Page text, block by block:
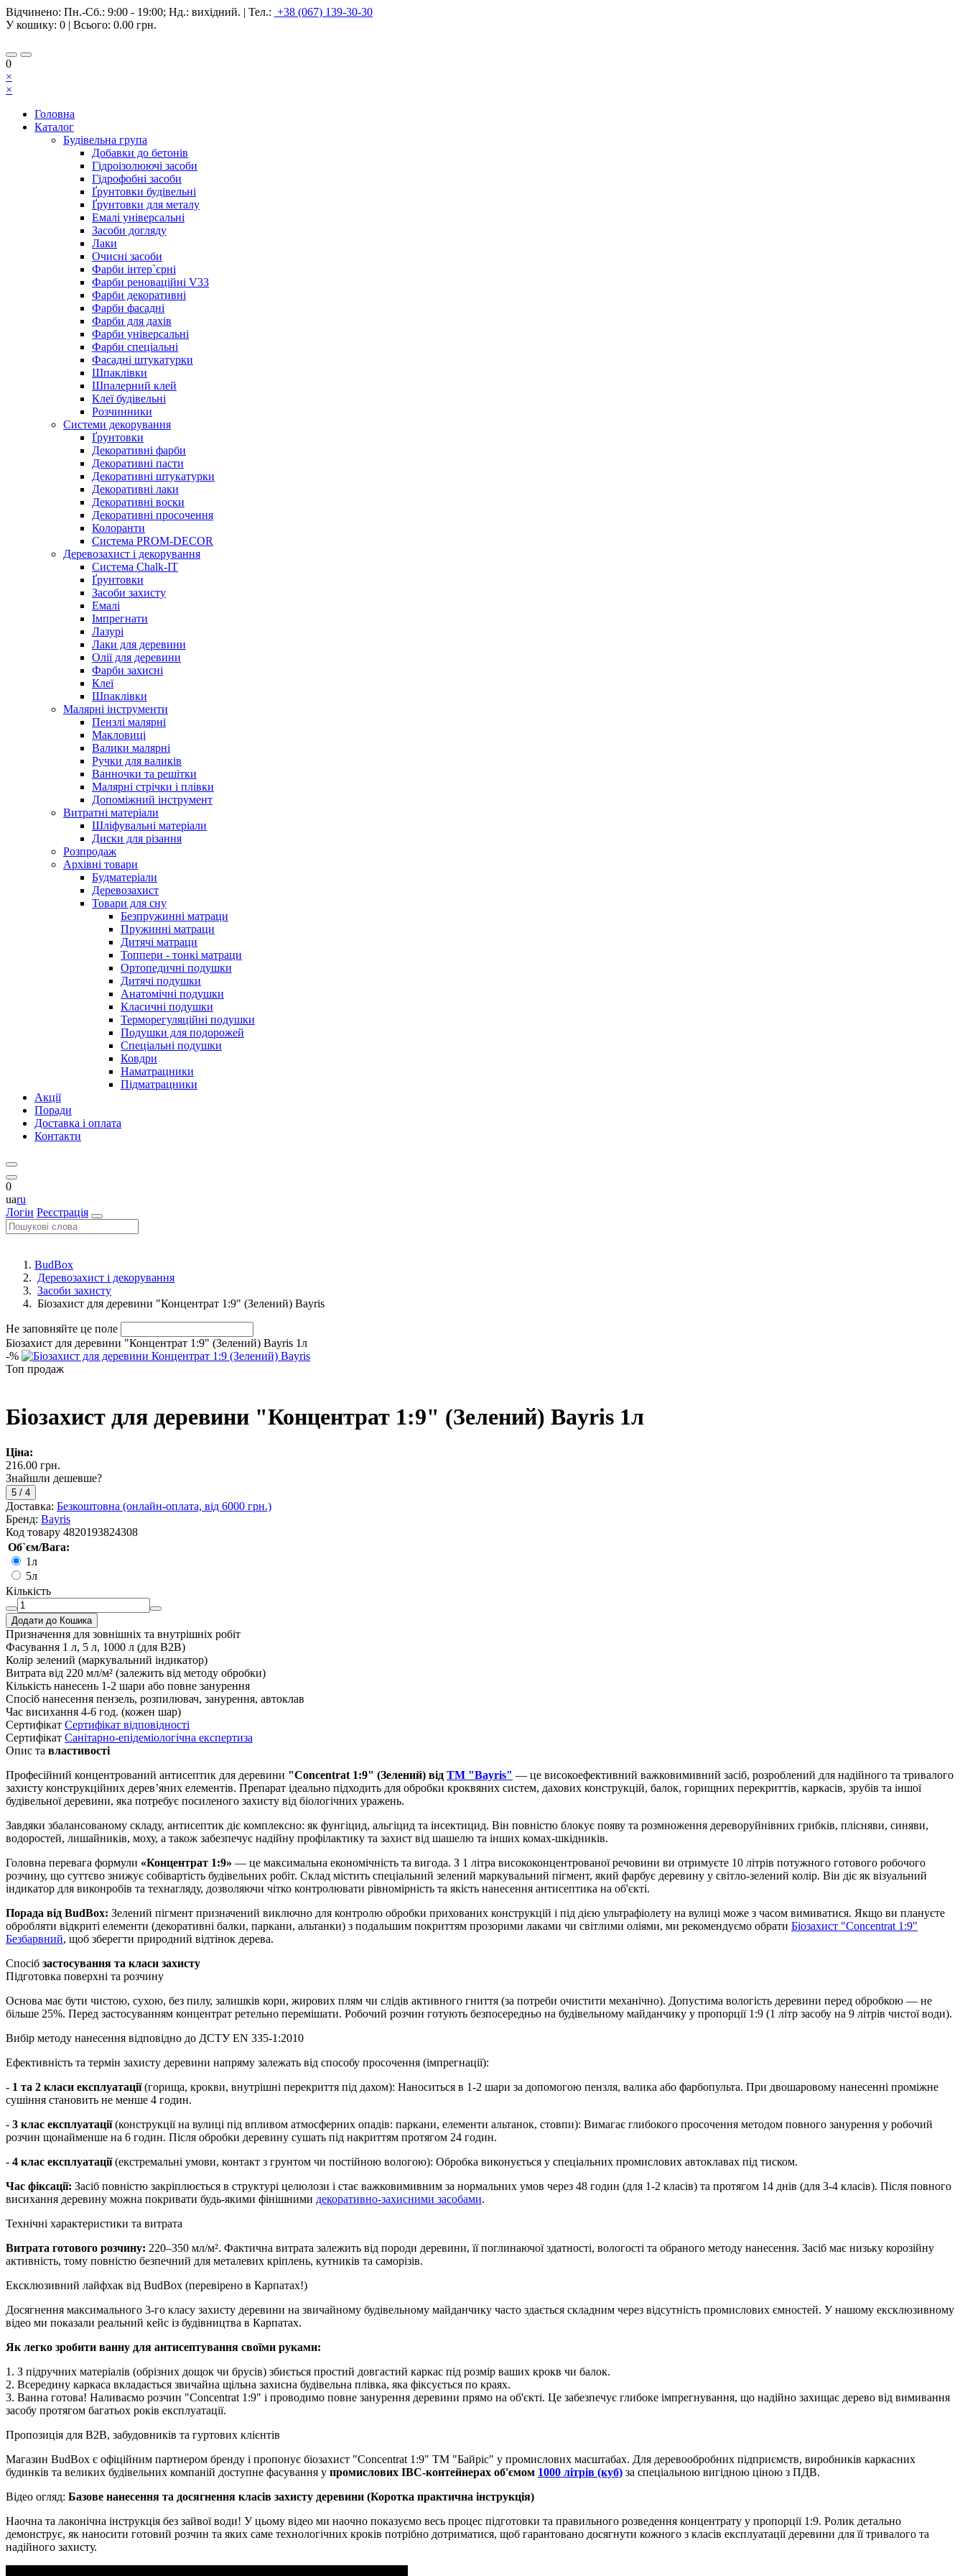
Відчинено: Пн.-Сб.: 9:00 - 19:00; Нд.: вихідний. | Тел.: +38 (067) 139-30-30
У кошику: 0 | Всього: 0.00 грн.
0
×
×
Головна
Каталог
Будівельна група
Добавки до бетонів
Гідроізолюючі засоби
Гідрофобні засоби
Ґрунтовки будівельні
Ґрунтовки для металу
Емалі універсальні
Засоби догляду
Лаки
Очисні засоби
Фарби інтер`єрні
Фарби реноваційні V33
Фарби декоративні
Фарби фасадні
Фарби для дахів
Фарби універсальні
Фарби спеціальні
Фасадні штукатурки
Шпаклівки
Шпалерний клей
Клеї будівельні
Розчинники
Системи декорування
Ґрунтовки
Декоративні фарби
Декоративні пасти
Декоративні штукатурки
Декоративні лаки
Декоративні воски
Декоративні просочення
Колоранти
Система PROM-DECOR
Деревозахист і декорування
Система Chalk-IT
Ґрунтовки
Засоби захисту
Емалі
Імпрегнати
Лазурі
Лаки для деревини
Олії для деревини
Фарби захисні
Клеї
Шпаклівки
Малярні інструменти
Пензлі малярні
Макловиці
Валики малярні
Ручки для валиків
Ванночки та решітки
Малярні стрічки і плівки
Допоміжний інструмент
Витратні матеріали
Шліфувальні матеріали
Диски для різання
Розпродаж
Архівні товари
Будматеріали
Деревозахист
Товари для сну
Безпружинні матраци
Пружинні матраци
Дитячі матраци
Топпери - тонкі матраци
Ортопедичні подушки
Дитячі подушки
Анатомічні подушки
Класичні подушки
Терморегуляційні подушки
Подушки для подорожей
Спеціальні подушки
Ковдри
Наматрацники
Підматрацники
Акції
Поради
Доставка і оплата
Контакти
0
uaru
Логін Реєстрація
BudBox
Деревозахист і декорування
Засоби захисту
Біозахист для деревини "Концентрат 1:9" (Зелений) Bayris
Не заповняйте це поле
Біозахист для деревини "Концентрат 1:9" (Зелений) Bayris 1л
-%
Топ продаж
Біозахист для деревини "Концентрат 1:9" (Зелений) Bayris 1л
Ціна:
216.00 грн.
Знайшли дешевше?
5 / 4
Доставка: Безкоштовна (онлайн-оплата, від 6000 грн.)
Бренд: Bayris
Код товару 4820193824308
Об`єм/Вага:
1л
5л
Кількість
Додати до Кошика
Призначення для зовнішніх та внутрішніх робіт
Фасування 1 л, 5 л, 1000 л (для B2B)
Колір зелений (маркувальний індикатор)
Витрата від 220 мл/м² (залежить від методу обробки)
Кількість нанесень 1-2 шари або повне занурення
Спосіб нанесення пензель, розпилювач, занурення, автоклав
Час висихання 4-6 год. (кожен шар)
Сертифікат Cертифікат відповідності
Сертифікат Санітарно-епідеміологічна експертиза
Опис та властивості
Професійний концентрований антисептик для деревини "Concentrat 1:9" (Зелений) від ТМ "Bayris" — це високоефективний важковимивний засіб, розроблений для надійного та тривалого
захисту конструкційних дерев’яних елементів. Препарат ідеально підходить для обробки кроквяних систем, дахових конструкцій, балок, горищних перекриттів, каркасів, зрубів та іншої
будівельної деревини, яка потребує посиленого захисту від біологічних уражень.
Завдяки збалансованому складу, антисептик діє комплексно: як фунгіцид, альгіцид та інсектицид. Він повністю блокує появу та розмноження дереворуйнівних грибків, плісняви, синяви,
водоростей, лишайників, моху, а також забезпечує надійну профілактику та захист від шашелю та інших комах-шкідників.
Головна перевага формули «Концентрат 1:9» — це максимальна економічність та вигода. З 1 літра висококонцентрованої речовини ви отримуєте 10 літрів потужного готового робочого
розчину, що суттєво знижує собівартість будівельних робіт. Склад містить спеціальний зелений маркувальний пігмент, який фарбує деревину у світло-зелений колір. Він діє як візуальний
індикатор для виконробів та технагляду, дозволяючи чітко контролювати рівномірність та якість нанесення антисептика на об'єкті.
Порада від BudBox: Зелений пігмент призначений виключно для контролю обробки прихованих конструкцій і під дією ультрафіолету на вулиці може з часом вимиватися. Якщо ви плануєте
обробляти відкриті елементи (декоративні балки, паркани, альтанки) з подальшим покриттям прозорими лаками чи світлими оліями, ми рекомендуємо обрати Біозахист "Concentrat 1:9"
Безбарвний, щоб зберегти природний відтінок дерева.
Спосіб застосування та класи захисту
Підготовка поверхні та розчину
Основа має бути чистою, сухою, без пилу, залишків кори, жирових плям чи слідів активного гниття (за потреби очистити механічно). Допустима вологість деревини перед обробкою — не
більше 25%. Перед застосуванням концентрат ретельно перемішати. Робочий розчин готують безпосередньо на будівельному майданчику у пропорції 1:9 (1 літр засобу на 9 літрів чистої води).
Вибір методу нанесення відповідно до ДСТУ EN 335-1:2010
Ефективність та термін захисту деревини напряму залежать від способу просочення (імпрегнації):
- 1 та 2 класи експлуатації(горища, крокви, внутрішні перекриття під дахом): Наноситься в 1-2 шари за допомогою пензля, валика або фарбопульта. При двошаровому нанесенні проміжне
сушіння становить не менше 4 годин.
- 3 клас експлуатації(конструкції на вулиці під впливом атмосферних опадів: паркани, елементи альтанок, стовпи): Вимагає глибокого просочення методом повного занурення у робочий
розчин щонайменше на 6 годин. Після обробки деревину сушать під накриттям протягом 24 годин.
- 4 клас експлуатації(екстремальні умови, контакт з грунтом чи постійною вологою): Обробка виконується у спеціальних промислових автоклавах під тиском.
Час фіксації: Засіб повністю закріплюється в структурі целюлози і стає важковимивним за нормальних умов через 48 годин (для 1-2 класів) та протягом 14 днів (для 3-4 класів). Після повного
висихання деревину можна покривати будь-якими фінішними декоративно-захисними засобами.
Технічні характеристики та витрата
Витрата готового розчину: 220–350 мл/м². Фактична витрата залежить від породи деревини, її поглинаючої здатності, вологості та обраного методу нанесення. Засіб має низьку корозійну
активність, тому повністю безпечний для металевих кріплень, кутників та саморізів.
Ексклюзивний лайфхак від BudBox (перевірено в Карпатах!)
Досягнення максимального 3-го класу захисту деревини на звичайному будівельному майданчику часто здається складним через відсутність промислових ємностей. У нашому ексклюзивному
відео ми показали реальний кейс із будівництва в Карпатах.
Як легко зробити ванну для антисептування своїми руками:
1. З підручних матеріалів (обрізних дощок чи брусів) збиється простий довгастий каркас під розмір ваших крокв чи балок.
2. Всередину каркаса вкладається звичайна щільна захисна будівельна плівка, яка фіксується по краях.
3. Ванна готова! Наливаємо розчин "Concentrat 1:9" і проводимо повне занурення деревини прямо на об'єкті. Це забезпечує глибоке імпрегнування, що надійно захищає дерево від вимивання
засобу протягом багатьох років експлуатації.
Пропозиція для B2B, забудовників та гуртових клієнтів
Магазин BudBox є офіційним партнером бренду і пропонує біозахист "Concentrat 1:9" ТМ "Байріс" у промислових масштабах. Для деревообробних підприємств, виробників каркасних
будинків та великих будівельних компаній доступне фасування у промислових IBC-контейнерах об'ємом 1000 літрів (куб) за спеціальною вигідною ціною з ПДВ.
Відео огляд: Базове нанесення та досягнення класів захисту деревини (Коротка практична інструкція)
Наочна та лаконічна інструкція без зайвої води! У цьому відео ми наочно показуємо весь процес підготовки та правильного розведення концентрату у пропорції 1:9. Ролик детально
демонструє, як наносити готовий розчин та яких саме технологічних кроків потрібно дотриматися, щоб гарантовано досягнути кожного з класів експлуатації деревини для її тривалого та
надійного захисту.